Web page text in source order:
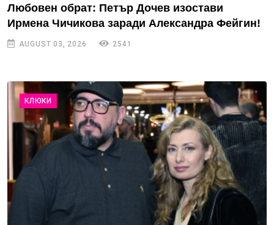
Любовен обрат: Петър Дочев изостави
Ирмена Чичикова заради Александра Фейгин!
AUGUST 03, 2026 2541
КЛЮКИ